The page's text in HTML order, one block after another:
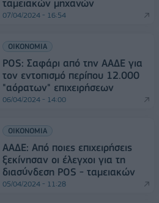
ταμειακών μηχανών
07/04/2024 - 16:54
ΟΙΚΟΝΟΜΙΑ
POS: Σαφάρι από την ΑΑΔΕ για
τον εντοπισμό περίπου 12.000
"αόρατων" επιχειρήσεων
06/04/2024 - 14:00
ΟΙΚΟΝΟΜΙΑ
ΑΑΔΕ: Από ποιες επιχειρήσεις
ξεκίνησαν οι έλεγχοι για τη
διασύνδεση POS - ταμειακών
05/04/2024 - 11:28